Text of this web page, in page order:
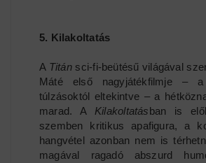
5. Kilakoltatás
A Titánsci-fi-beütésű világával
Máté első nagyjátékfilmje – a
túlzásoktól eltekintve – a
marad. A Kilakoltatásban is
szemben kritikus apafigura, a
hangvétel azonban nem is
magával ragadó abszurd